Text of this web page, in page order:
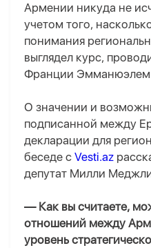
Армении никуда не
учетом того,
понимания
выглядел курс,
Франции Эмманюэлем
О значении и
подписанной между
декларации для
беседе с Vesti.az
депутат Милли
— Как вы считаете,
отношений между
уровень